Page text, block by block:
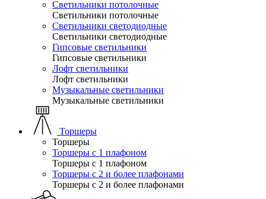
Светильники потолочные
Светильники потолочные
Светильники светодиодные
Светильники светодиодные
Гипсовые светильники
Гипсовые светильники
Лофт светильники
Лофт светильники
Музыкальные светильники
Музыкальные светильники
Торшеры
Торшеры
Торшеры с 1 плафоном
Торшеры с 1 плафоном
Торшеры с 2 и более плафонами
Торшеры с 2 и более плафонами